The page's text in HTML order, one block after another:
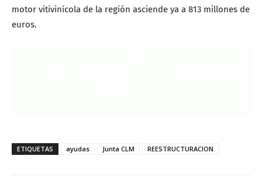
motor vitivinícola de la región asciende ya a 813 millones de
euros.
ETIQUETAS ayudas Junta CLM REESTRUCTURACION